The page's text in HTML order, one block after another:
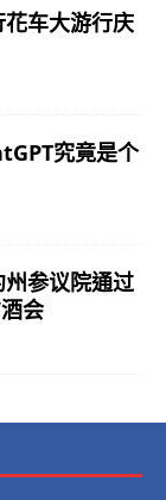
花车大游行庆
究竟是个
州参议院通过
会